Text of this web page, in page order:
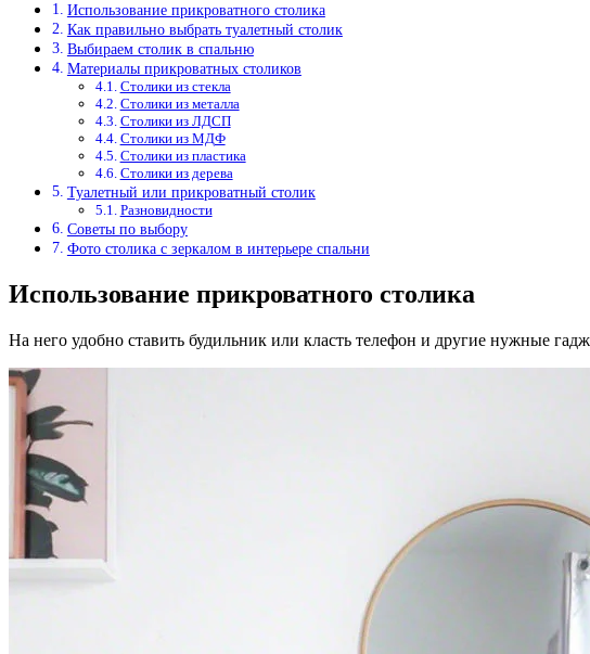
Использование прикроватного столика
Как правильно выбрать туалетный столик
Выбираем столик в спальню
Материалы прикроватных столиков
Столики из стекла
Столики из металла
Столики из ЛДСП
Столики из МДФ
Столики из пластика
Столики из дерева
Туалетный или прикроватный столик
Разновидности
Советы по выбору
Фото столика с зеркалом в интерьере спальни
Использование прикроватного столика
На него удобно ставить будильник или класть телефон и другие нужные